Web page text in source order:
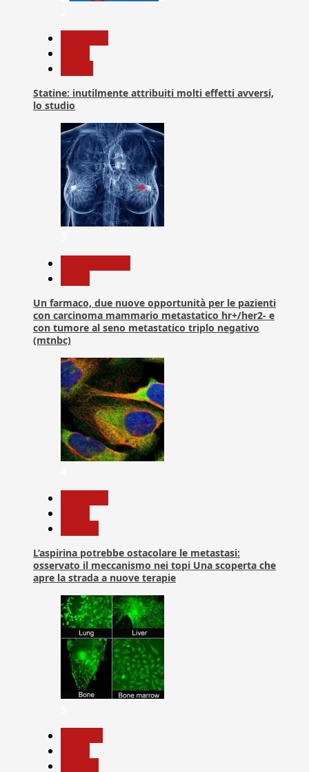
Statine: inutilmente attribuiti molti effetti avversi,
lo studio
Un farmaco, due nuove opportunità per le pazienti
con carcinoma mammario metastatico hr+/her2- e
con tumore al seno metastatico triplo negativo
(mtnbc)
L’aspirina potrebbe ostacolare le metastasi:
osservato il meccanismo nei topi Una scoperta che
apre la strada a nuove terapie